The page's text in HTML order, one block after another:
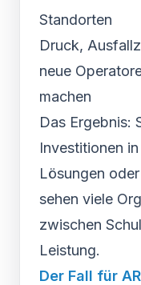
Standorten
Druck,
neue
machen
Das Ergebnis:
Investitionen
Lösungen
sehen viele
zwischen
Leistung.
Der Fall für